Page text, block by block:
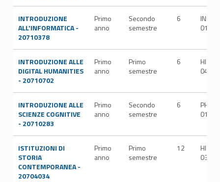
INTRODUZIONE
ALL'INFORMATICA -
20710378
Primo
anno
Secondo
semestre
6
INFO-
01/A
INTRODUZIONE ALLE
DIGITAL HUMANITIES
- 20710702
Primo
anno
Primo
semestre
6
HIST-
04/C
INTRODUZIONE ALLE
SCIENZE COGNITIVE
- 20710283
Primo
anno
Secondo
semestre
6
PHIL-
01/A
ISTITUZIONI DI
STORIA
CONTEMPORANEA -
20704034
Primo
anno
Primo
semestre
12
HIST-
03/A